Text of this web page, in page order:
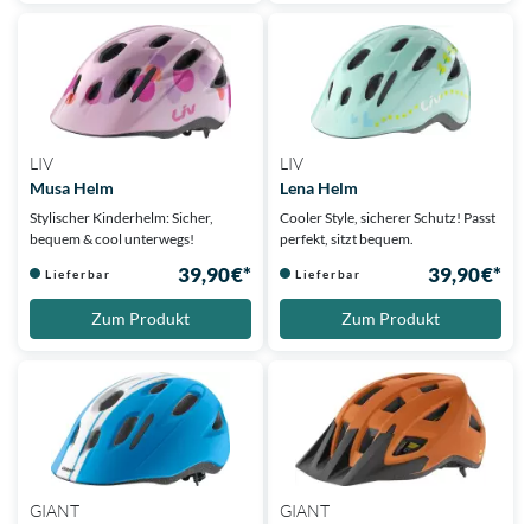
LIV
Musa Helm
Stylischer Kinderhelm: Sicher,
bequem & cool unterwegs!
Lieferbar 39,90 €*
Zum Produkt
LIV
Lena Helm
Cooler Style, sicherer Schutz! Passt
perfekt, sitzt bequem.
Lieferbar 39,90 €*
Zum Produkt
GIANT
GIANT